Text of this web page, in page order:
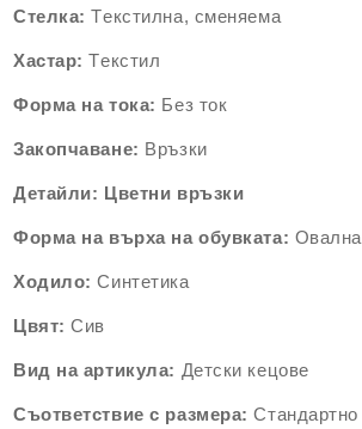
Стелка: Tекстилна, сменяема
Хастар: Tекстил
Форма на тока: Без ток
Закопчаване: Връзки
Детайли: Цветни връзки
Форма на върха на обувката: Овална
Ходило: Синтетика
Цвят:Сив
Вид на артикула: Детски кецове
Съответствие с размера: Стандартно